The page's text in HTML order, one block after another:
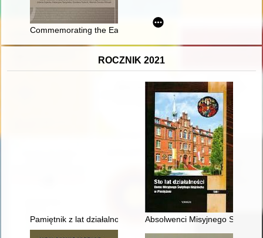
Commemorating the Eastern European Jewish past through
ROCZNIK 2021
Pamiętnik z lat działalności konspiracyjnej i obozowej w czasie
Absolwenci Misyjnego